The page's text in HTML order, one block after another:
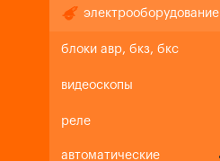
электрооборудование
блоки авр, бкз, бкс
видеоскопы
реле
автоматические